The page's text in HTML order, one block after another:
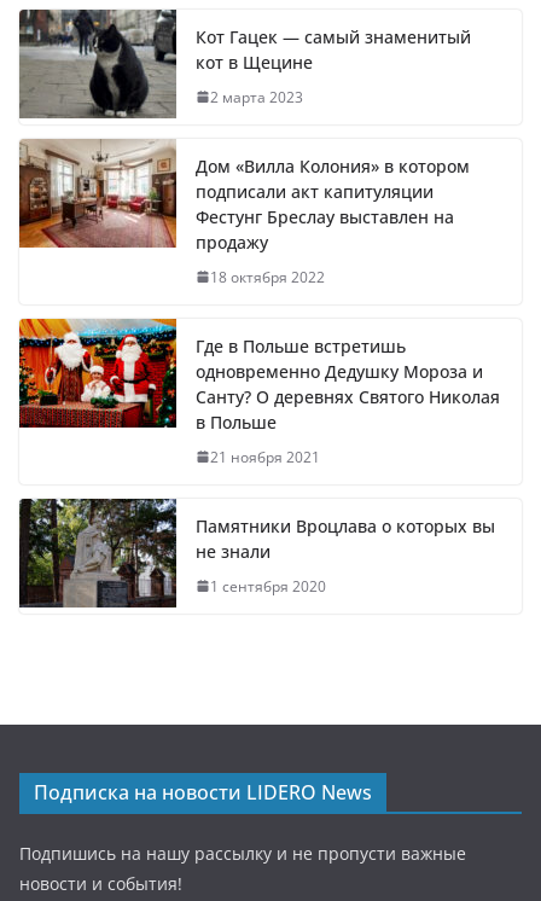
Кот Гацек — самый знаменитый
кот в Щецине
2 марта 2023
Дом «Вилла Колония» в котором
подписали акт капитуляции
Фестунг Бреслау выставлен на
продажу
18 октября 2022
Где в Польше встретишь
одновременно Дедушку Мороза и
Санту? О деревнях Святого Николая
в Польше
21 ноября 2021
Памятники Вроцлава о которых вы
не знали
1 сентября 2020
Подписка на новости LIDERO News
Подпишись на нашу рассылку и не пропусти важные
новости и события!